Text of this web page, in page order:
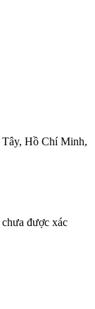
Hồ Chí Minh,
được xác